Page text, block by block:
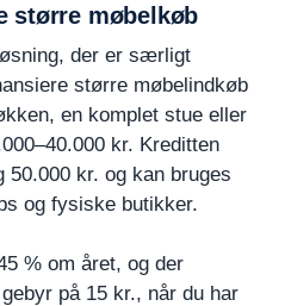
større møbelkøb
der er særligt
større møbelindkøb
en komplet stue eller
kr. Kreditten
50.000 kr. og kan bruges
og fysiske butikker.
% om året, og der
på 15 kr., når du har